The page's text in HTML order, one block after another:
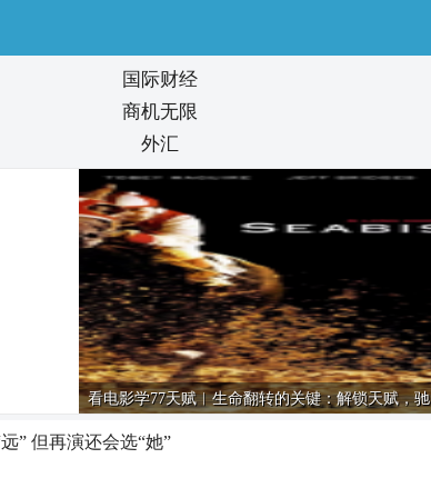
国际财经
商机无限
外汇
看电影学77天赋︱生命翻转的关键：解锁天赋，驰
” 但再演还会选“她”